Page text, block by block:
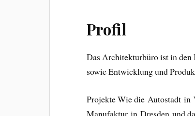
Profil
Das Architekturbüro ist in den
sowie Entwicklung und
Projekte Wie die Autostadt in
Manufaktur in Dresden und